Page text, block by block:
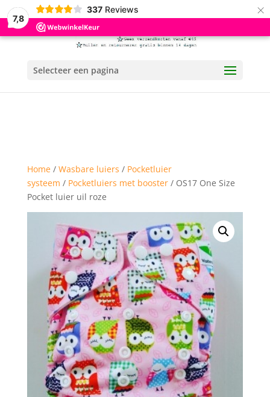
7,8
337 Reviews ×
Selecteer een pagina
Home/ Wasbare luiers / Pocketluier
systeem / Pocketluiers met booster/ OS17 One Size
Pocket luier uil roze